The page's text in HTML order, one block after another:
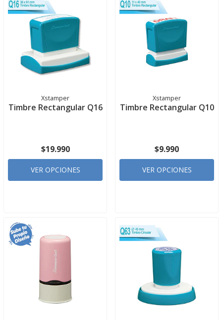
Xstamper
Timbre Rectangular Q16
$19.990
VER OPCIONES
Xstamper
Timbre Rectangular Q10
$9.990
VER OPCIONES